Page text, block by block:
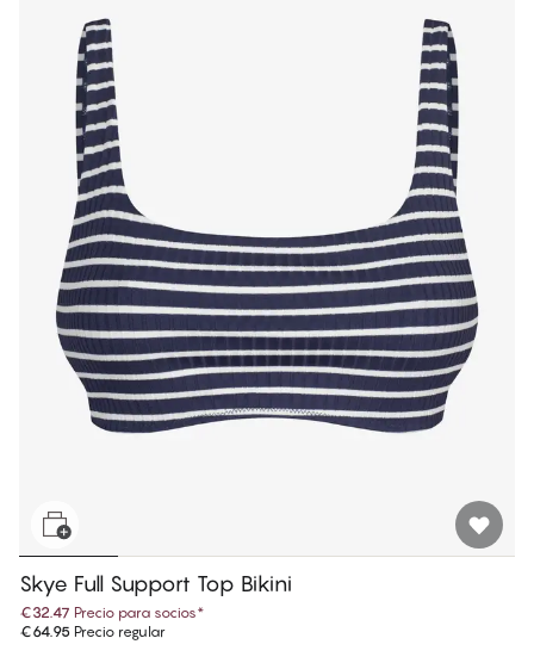
Skye Full Support Top Bikini
€32.47 Precio para socios*
€64.95 Precio regular